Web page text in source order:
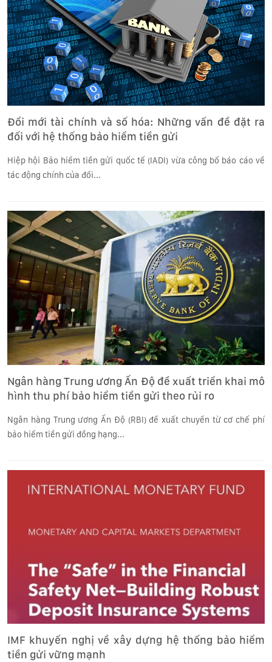
Đổi mới tài chính và số hóa: Những vấn đề đặt ra
đối với hệ thống bảo hiểm tiền gửi
Hiệp hội Bảo hiểm tiền gửi quốc tế (IADI) vừa công bố báo cáo về
tác động chính của đổi...
Ngân hàng Trung ương Ấn Độ đề xuất triển khai mô
hình thu phí bảo hiểm tiền gửi theo rủi ro
Ngân hàng Trung ương Ấn Độ (RBI) đề xuất chuyển từ cơ chế phí
bảo hiểm tiền gửi đồng hạng...
IMF khuyến nghị về xây dựng hệ thống bảo hiểm
tiền gửi vững mạnh